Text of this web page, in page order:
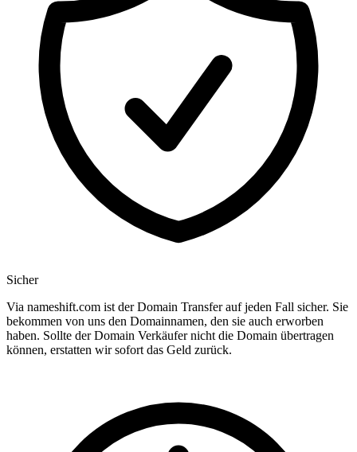
Sicher
Via nameshift.com ist der Domain Transfer auf jeden Fall sicher. Sie
bekommen von uns den Domainnamen, den sie auch erworben
haben. Sollte der Domain Verkäufer nicht die Domain übertragen
können, erstatten wir sofort das Geld zurück.